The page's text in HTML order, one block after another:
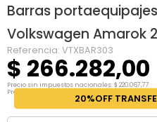
Barras
Volkswagen Amarok
Referencia: VTXBAR303
$ 266.282,00
Precio sin impuestos nacionales:$ 220.067,77
Precio por unidad:
20%OFF